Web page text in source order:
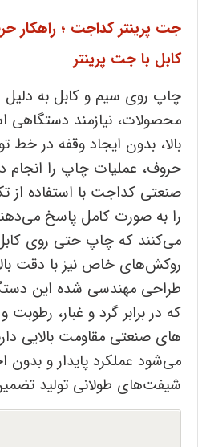
جت پرینتر کداجت ؛ راهکار
کابل با جت پرینتر
چاپ روی سیم و کابل به دلیل
محصولات، نیازمند دستگاهی
بالا، بدون ایجاد وقفه در خط
حروف، عملیات چاپ را انجام
صنعتی کداجت با استفاده از
را به صورت کامل پاسخ می‌دهند
می‌کنند که چاپ حتی روی
روکش‌های خاص نیز با دقت بالا
طراحی مهندسی ‌شده این
که در برابر گرد و غبار،
های صنعتی مقاومت بالایی
می‌شود عملکرد پایدار و بدون
شیفت‌های طولانی تولید